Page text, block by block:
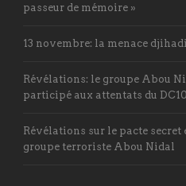
passeur de mémoire »
13 novembre: la menace
Révélations: le groupe Abou
participé aux attentats du
Révélations sur le pacte
groupe terroriste Abou Nidal